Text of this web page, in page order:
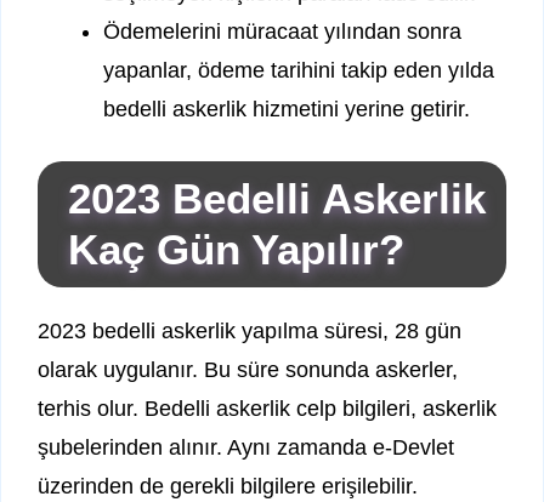
Ödemelerini müracaat yılından sonra
yapanlar, ödeme tarihini takip eden yılda
bedelli askerlik hizmetini yerine getirir.
2023 Bedelli Askerlik
Kaç Gün Yapılır?
2023 bedelli askerlik yapılma süresi, 28 gün
olarak uygulanır. Bu süre sonunda askerler,
terhis olur. Bedelli askerlik celp bilgileri, askerlik
şubelerinden alınır. Aynı zamanda e-Devlet
üzerinden de gerekli bilgilere erişilebilir.